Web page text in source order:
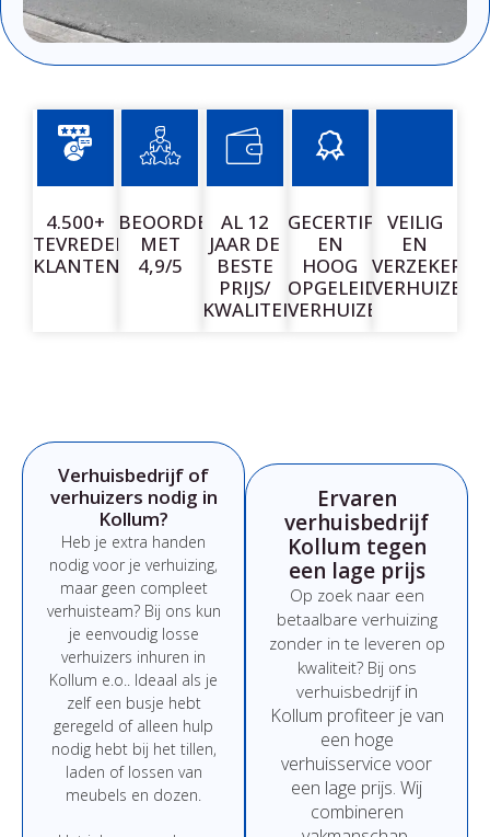
4.500+
TEVREDEN
KLANTEN
BEOORDEELD
MET
4,9/5
AL 12
JAAR DE
BESTE
PRIJS/
KWALITEIT
GECERTIFICEERDE
EN
HOOG
OPGELEIDE
VERHUIZERS
VEILIG
EN
VERZEKERD
VERHUIZEN
Verhuisbedrijf of
verhuizers nodig in
Kollum?
Heb je extra handen
nodig voor je verhuizing,
maar geen compleet
verhuisteam? Bij ons kun
je eenvoudig losse
verhuizers inhuren in
Kollum e.o.
Ideaal als je
zelf een busje hebt
geregeld of alleen hulp
nodig hebt bij het tillen,
laden of lossen van
meubels en dozen.
Ervaren
verhuisbedrijf
Kollum tegen
een lage prijs
Op zoek naar een
betaalbare verhuizing
zonder in te leveren op
kwaliteit? Bij ons
verhuisbedrijf in
Kollum profiteer je van
een hoge
verhuisservice voor
een lage prijs. Wij
combineren